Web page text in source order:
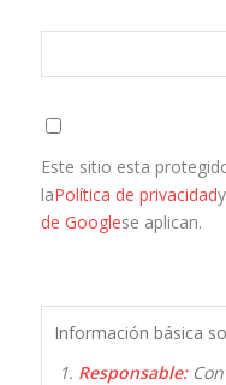
Este sitio esta
laPolítica de privacidad
de Googlese aplican.
Información básica
Responsable: